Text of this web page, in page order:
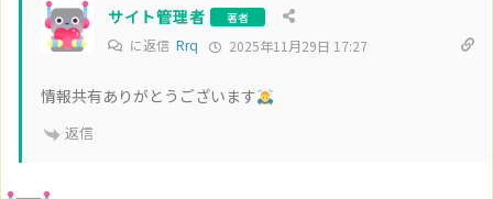
サイト管理者 著者
に返信 Rrq 2025年11月29日 17:27
情報共有ありがとうございます
返信